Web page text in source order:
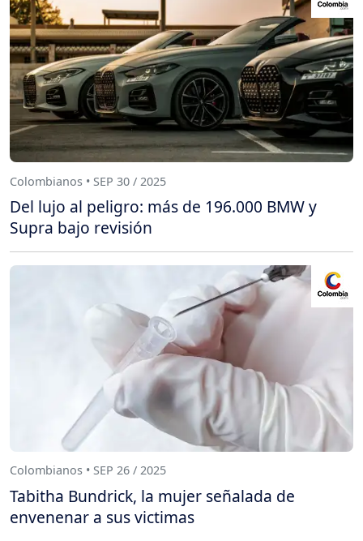
Colombianos • SEP 30 / 2025
Del lujo al peligro: más de 196.000 BMW y
Supra bajo revisión
Colombianos • SEP 26 / 2025
Tabitha Bundrick, la mujer señalada de
envenenar a sus victimas